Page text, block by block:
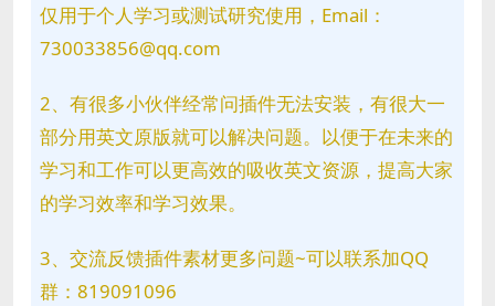
仅用于个人学习或测试研究使用，Email：
730033856@qq.com
2、有很多小伙伴经常问插件无法安装，有很大一
部分用英文原版就可以解决问题。以便于在未来的
学习和工作可以更高效的吸收英文资源，提高大家
的学习效率和学习效果。
3、交流反馈插件素材更多问题~可以联系加QQ
群：819091096